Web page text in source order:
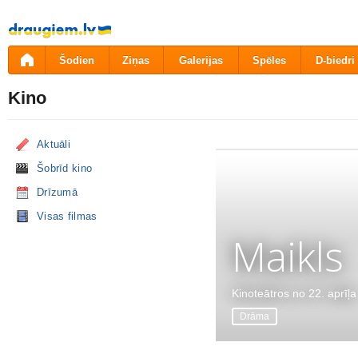
Pāriet
uz
saturu
Šodien Ziņas Galerijas Spēles D-biedri
Kino
Aktuāli
Šobrīd kino
Drīzumā
Visas filmas
Maikls
Kinoteātros no 22. aprīļa
Drāma